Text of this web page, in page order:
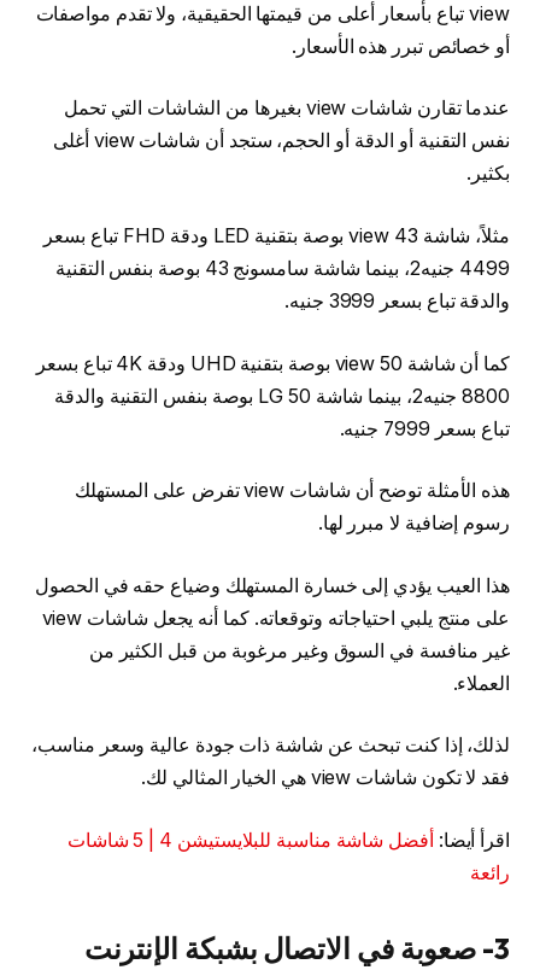
view تباع بأسعار أعلى من قيمتها الحقيقية، ولا تقدم مواصفات
أو خصائص تبرر هذه الأسعار.
عندما تقارن شاشات view بغيرها من الشاشات التي تحمل
نفس التقنية أو الدقة أو الحجم، ستجد أن شاشات view أغلى
بكثير.
مثلاً، شاشة view 43 بوصة بتقنية LED ودقة FHD تباع بسعر
4499 جنيه2، بينما شاشة سامسونج 43 بوصة بنفس التقنية
والدقة تباع بسعر 3999 جنيه.
كما أن شاشة view 50 بوصة بتقنية UHD ودقة 4K تباع بسعر
8800 جنيه2، بينما شاشة LG 50 بوصة بنفس التقنية والدقة
تباع بسعر 7999 جنيه.
هذه الأمثلة توضح أن شاشات view تفرض على المستهلك
رسوم إضافية لا مبرر لها.
هذا العيب يؤدي إلى خسارة المستهلك وضياع حقه في الحصول
على منتج يلبي احتياجاته وتوقعاته. كما أنه يجعل شاشات view
غير منافسة في السوق وغير مرغوبة من قبل الكثير من
العملاء.
لذلك، إذا كنت تبحث عن شاشة ذات جودة عالية وسعر مناسب،
فقد لا تكون شاشات view هي الخيار المثالي لك.
اقرأ أيضا:
أفضل شاشة مناسبة للبلايستيشن 4 | 5 شاشات
رائعة
3- صعوبة في الاتصال بشبكة الإنترنت